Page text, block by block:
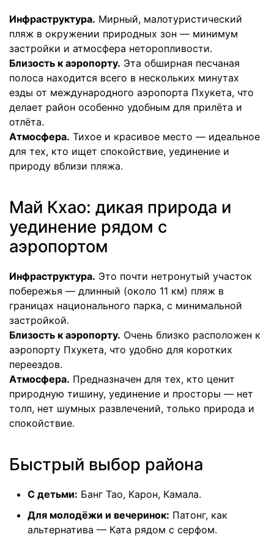
Инфраструктура. Мирный, малотуристический
пляж в окружении природных зон — минимум
застройки и атмосфера неторопливости.
Близость к аэропорту. Эта обширная песчаная
полоса находится всего в нескольких минутах
езды от международного аэропорта Пхукета, что
делает район особенно удобным для прилёта и
отлёта.
Атмосфера. Тихое и красивое место — идеальное
для тех, кто ищет спокойствие, уединение и
природу вблизи пляжа.
Май Кхао: дикая природа и
уединение рядом с
аэропортом
Инфраструктура. Это почти нетронутый участок
побережья — длинный (около 11 км) пляж в
границах национального парка, с минимальной
застройкой.
Близость к аэропорту. Очень близко расположен к
аэропорту Пхукета, что удобно для коротких
переездов.
Атмосфера. Предназначен для тех, кто ценит
природную тишину, уединение и просторы — нет
толп, нет шумных развлечений, только природа и
спокойствие.
Быстрый выбор района
С детьми: Банг Тао, Карон, Камала.
Для молодёжи и вечеринок: Патонг, как
альтернатива — Ката рядом с серфом.